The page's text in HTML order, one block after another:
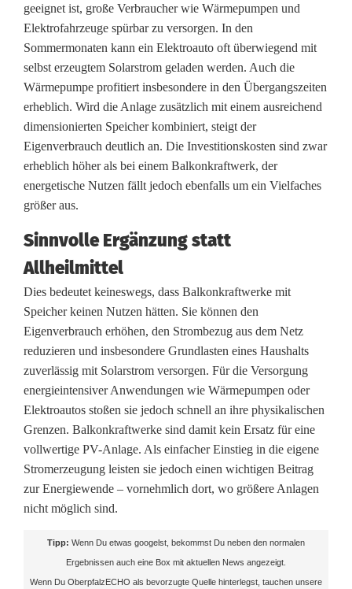
geeignet ist, große Verbraucher wie Wärmepumpen und
Elektrofahrzeuge spürbar zu versorgen. In den
Sommermonaten kann ein Elektroauto oft überwiegend mit
selbst erzeugtem Solarstrom geladen werden. Auch die
Wärmepumpe profitiert insbesondere in den Übergangszeiten
erheblich. Wird die Anlage zusätzlich mit einem ausreichend
dimensionierten Speicher kombiniert, steigt der
Eigenverbrauch deutlich an. Die Investitionskosten sind zwar
erheblich höher als bei einem Balkonkraftwerk, der
energetische Nutzen fällt jedoch ebenfalls um ein Vielfaches
größer aus.
Sinnvolle Ergänzung statt
Allheilmittel
Dies bedeutet keineswegs, dass Balkonkraftwerke mit
Speicher keinen Nutzen hätten. Sie können den
Eigenverbrauch erhöhen, den Strombezug aus dem Netz
reduzieren und insbesondere Grundlasten eines Haushalts
zuverlässig mit Solarstrom versorgen. Für die Versorgung
energieintensiver Anwendungen wie Wärmepumpen oder
Elektroautos stoßen sie jedoch schnell an ihre physikalischen
Grenzen. Balkonkraftwerke sind damit kein Ersatz für eine
vollwertige PV-Anlage. Als einfacher Einstieg in die eigene
Stromerzeugung leisten sie jedoch einen wichtigen Beitrag
zur Energiewende – vornehmlich dort, wo größere Anlagen
nicht möglich sind.
Tipp: Wenn Du etwas googelst, bekommst Du neben den normalen
Ergebnissen auch eine Box mit aktuellen News angezeigt.
Wenn Du OberpfalzECHO als bevorzugte Quelle hinterlegst, tauchen unsere